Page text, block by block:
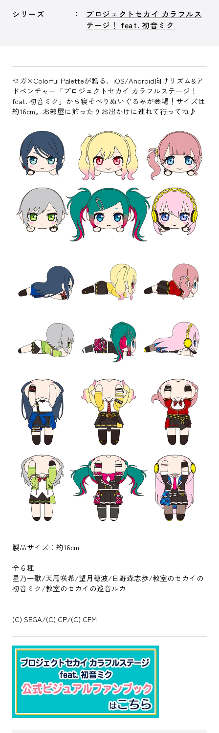
シリーズ
プロジェクトセカイ カラフルス
テージ！ feat. 初音ミク
セガ×Colorful Paletteが贈る、iOS/Android向けリズム&ア
ドベンチャー「プロジェクトセカイ カラフルステージ！
feat. 初音ミク」から寝そべりぬいぐるみが登場！サイズは
約16cm。お部屋に飾ったりお出かけに連れて行ってね♪
製品サイズ：約16cm
全６種
星乃一歌/天馬咲希/望月穂波/日野森志歩/教室のセカイの
初音ミク/教室のセカイの巡音ルカ
(C) SEGA/(C) CP/(C) CFM